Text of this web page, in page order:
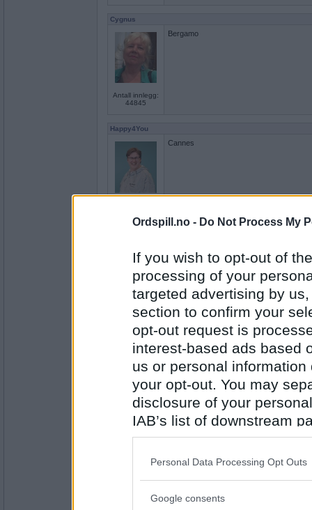
Ordspill.no - Do Not Process My
If you wish to opt-out of
processing of your
targeted advertising by
section to confirm your
opt-out request is
interest-based ads based
us or personal
your opt-out. You may
disclosure of your
IAB’s list of downstream
also be disclosed by us
Downstream Participants
Please note that this
Personal Data Processing Opt Outs
Google consents
Cygnus
Antall innlegg:
44845
Bergamo
Happy4You
Cannes
Antall innlegg:
Dublin
Antall innlegg:
Estepona